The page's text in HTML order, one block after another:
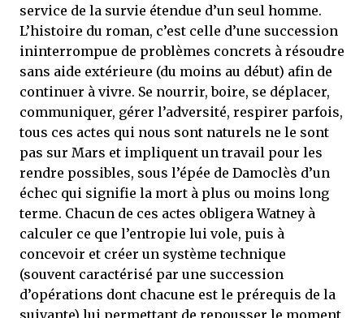
service de la survie étendue d’un seul homme.
L’histoire du roman, c’est celle d’une succession
ininterrompue de problèmes concrets à résoudre
sans aide extérieure (du moins au début) afin de
continuer à vivre. Se nourrir, boire, se déplacer,
communiquer, gérer l’adversité, respirer parfois,
tous ces actes qui nous sont naturels ne le sont
pas sur Mars et impliquent un travail pour les
rendre possibles, sous l’épée de Damoclès d’un
échec qui signifie la mort à plus ou moins long
terme. Chacun de ces actes obligera Watney à
calculer ce que l’entropie lui vole, puis à
concevoir et créer un système technique
(souvent caractérisé par une succession
d’opérations dont chacune est le prérequis de la